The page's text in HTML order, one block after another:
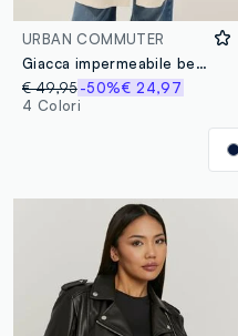
URBAN COMMUTER
Giacca impermeabile beige con cappuccio regular fit
€ 49,95-50%€ 24,97
4 Colori